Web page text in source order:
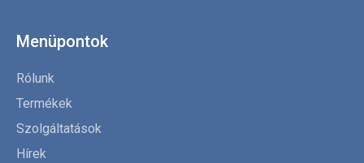
Menüpontok
Rólunk
Termékek
Szolgáltatások
Hírek